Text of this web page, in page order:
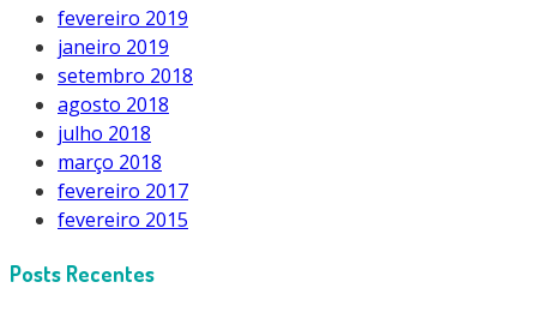
fevereiro 2019
janeiro 2019
setembro 2018
agosto 2018
julho 2018
março 2018
fevereiro 2017
fevereiro 2015
Posts Recentes